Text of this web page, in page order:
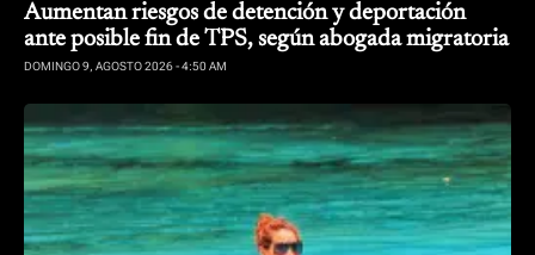
Aumentan riesgos de detención y deportación
ante posible fin de TPS, según abogada migratoria
DOMINGO 9, AGOSTO 2026 - 4:50 AM